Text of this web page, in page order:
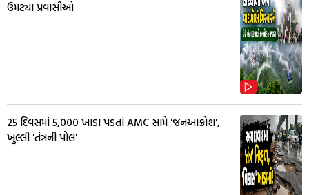
ઉમટ્યા પ્રવાસીઓ
25 દિવસમાં 5,000 ખાડા પડતાં AMC સામે 'જનઆક્રોશ',
ખુલ્લી 'તંત્રની પોલ'